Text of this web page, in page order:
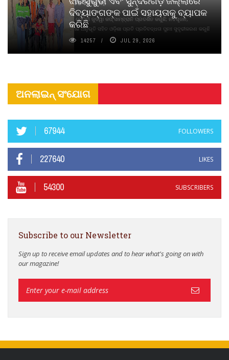
ବାଉଁଶ ବିହୀନ କଠିନ ଧୂପ ଏବଂ ମେଦିନୀ ଜୁଡୱା କପ୍‌ ସାମ୍ବ୍ରାନି ପ୍ରଦର୍ଶିତ କରୁଛି; ନବସୃଜନ,
ଦୀର୍ଘସ୍ଥାୟିତା ଏବଂ ଆଧ୍ୟାତ୍ମିକ ଅନୁଭୂତି ସହିତ ଓଡ଼ିଶା ପ୍ରତି ପ୍ରତିବଦ୍ଧତା ପୁନଃ ସୁଦୃଢୀକରଣ କରୁଛି
ଦିବ୍ୟାଙ୍ଗଙ୍କ ପାଇଁ ସହାୟତାକୁ ବ୍ୟାପକ
କରିଛି
14257 JUL 29, 2026
ଅନଲାଇନ୍ ସଂଯୋଗ
67944 FOLLOWERS
227640 LIKES
54300 SUBSCRIBERS
Subscribe to our Newsletter
Sign up to receive email updates and to hear what's going on with
our magazine!